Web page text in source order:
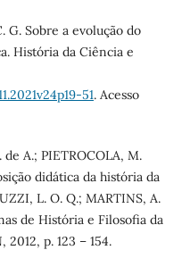
G. Sobre a evolução do
História da Ciência e
51. Acesso
A.; PIETROCOLA, M.
didática da história da
L. O. Q.; MARTINS, A.
de História e Filosofia da
p. 123 – 154.